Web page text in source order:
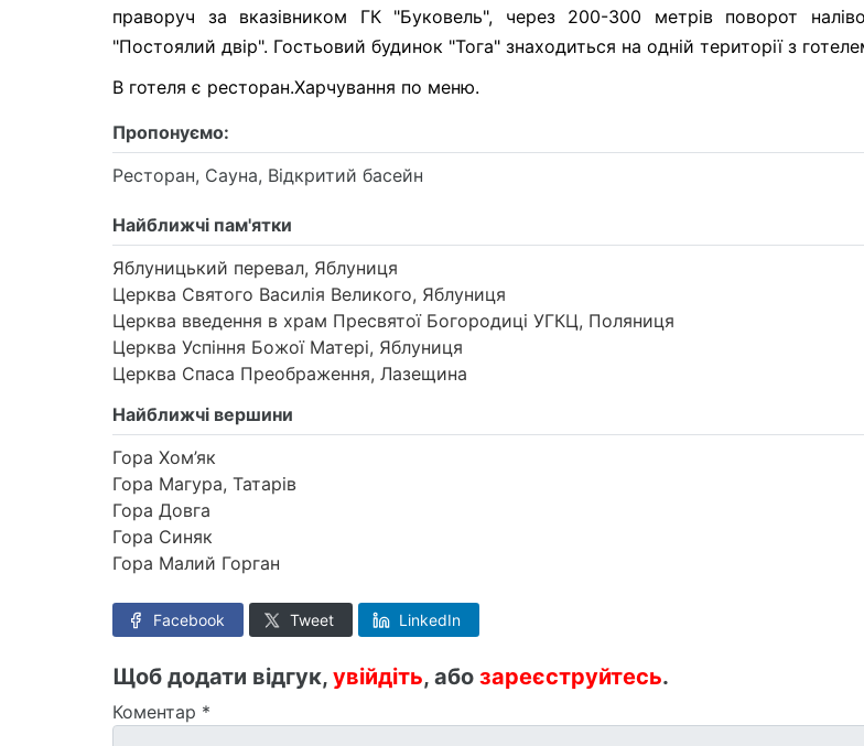
праворуч за вказівником ГК "Буковель", через 200-300 метрів поворот
"Постоялий двір". Гостьовий будинок "Тога" знаходиться на одній території з
В готеля є ресторан.Харчування по меню.
Пропонуємо:
Ресторан, Сауна, Відкритий басейн
Найближчі пам'ятки
Яблуницький перевал, Яблуниця
Церква Святого Василія Великого, Яблуниця
Церква введення в храм Пресвятої Богородиці УГКЦ, Поляниця
Церква Успіння Божої Матері, Яблуниця
Церква Спаса Преображення, Лазещина
Найближчі вершини
Гора Хом’як
Гора Магура, Татарів
Гора Довга
Гора Синяк
Гора Малий Горган
Facebook Tweet LinkedIn
Щоб додати відгук, увійдіть, або зареєструйтесь.
Коментар *